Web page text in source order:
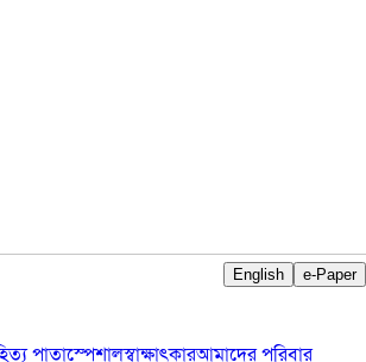
e-Paper
English
পাতাস্পেশালস্বাক্ষাৎকারআমাদের পরিবার